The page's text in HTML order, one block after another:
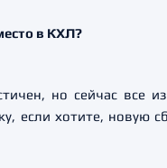
в КХЛ?
но сейчас все
если хотите, новую